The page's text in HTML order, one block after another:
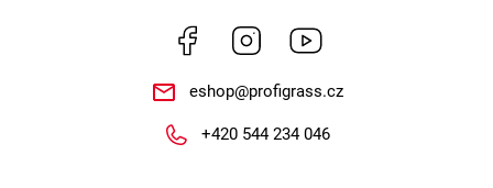
Facebook Instagram
eshop@profigrass.cz
+420 544 234 046